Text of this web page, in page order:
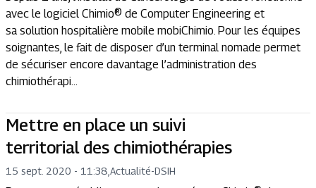
avec le logiciel Chimio® de Computer Engineering et
sa solution hospitalière mobile mobiChimio. Pour les équipes
soignantes, le fait de disposer d’un terminal nomade permet
de sécuriser encore davantage l’administration des
chimiothérapi...
Mettre en place un suivi
territorial des chimiothérapies
15 sept. 2020 - 11:38 Actualité-DSIH